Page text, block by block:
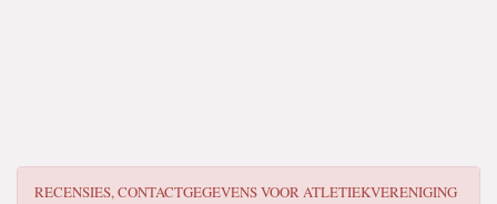
RECENSIES, CONTACTGEGEVENS VOORATLETIEKVERENIGING